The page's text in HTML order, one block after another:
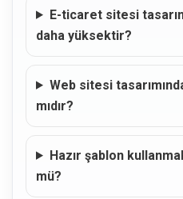
E-ticaret sitesi
daha yüksektir?
Web sitesi
mıdır?
Hazır şablon
mü?